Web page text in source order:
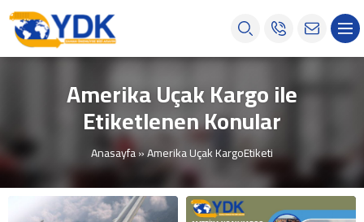
Amerika Uçak Kargo ile
Etiketlenen Konular
Anasayfa»Amerika Uçak KargoEtiketi